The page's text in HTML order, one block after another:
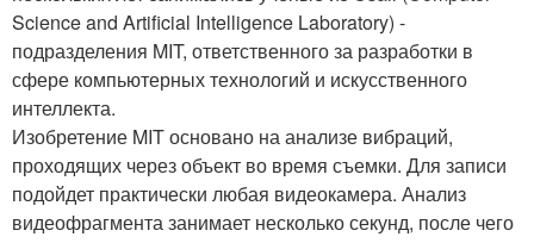
Science and Artificial Intelligence Laboratory) -
подразделения MIT, ответственного за разработки в
сфере компьютерных технологий и искусственного
интеллекта.
Изобретение MIT основано на анализе вибраций,
проходящих через объект во время съемки. Для записи
подойдет практически любая видеокамера. Анализ
видеофрагмента занимает несколько секунд, после чего